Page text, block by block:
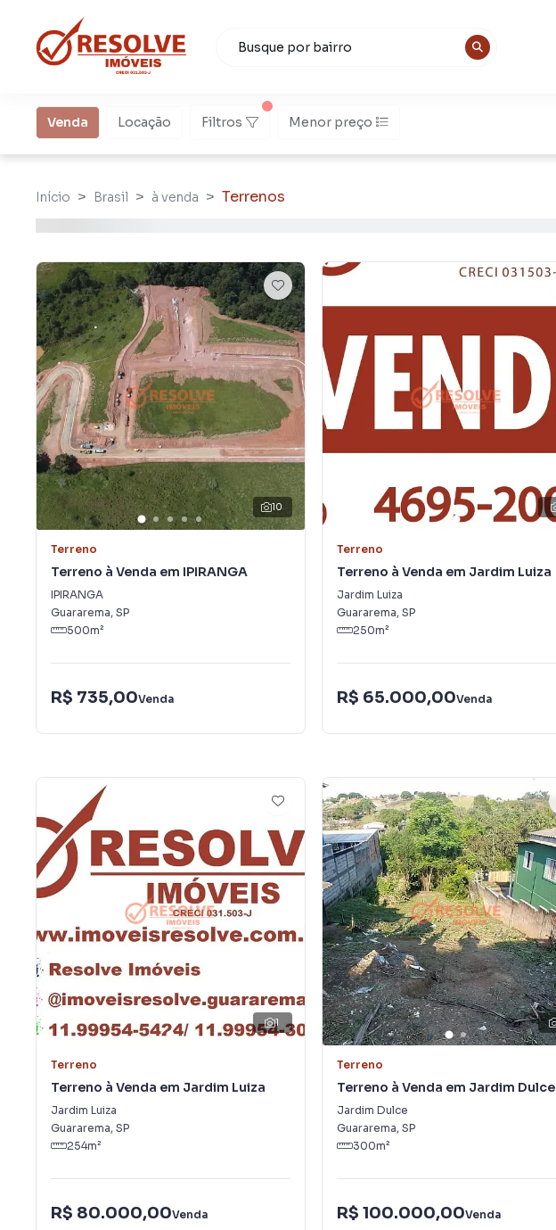
Venda Locação Filtros Menor preço
Início Brasil à venda Terrenos
10
Terreno
Terreno à Venda em IPIRANGA
IPIRANGA
Guararema, SP
500m²
R$ 735,00Venda
Terreno
Terreno à Venda em Jardim Luiza
Jardim Luiza
Guararema, SP
250m²
R$ 65.000,00Venda
1
Terreno
Terreno à Venda em Jardim Luiza
Jardim Luiza
Guararema, SP
254m²
R$ 80.000,00Venda
Terreno
Terreno à Venda em Jardim Dulce
Jardim Dulce
Guararema, SP
300m²
R$ 100.000,00Venda